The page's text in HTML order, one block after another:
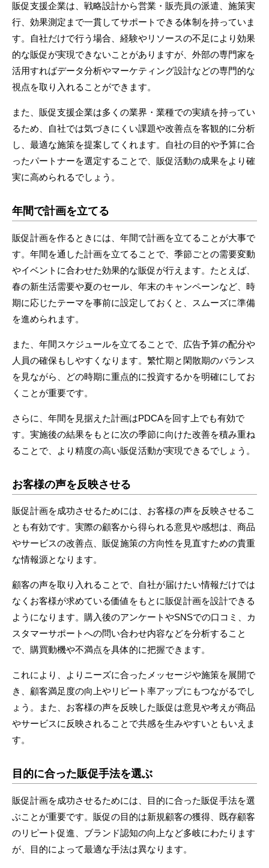
販促支援企業は、戦略設計から営業・販売員の派遣、施策実
行、効果測定まで一貫してサポートできる体制を持っていま
す。自社だけで行う場合、経験やリソースの不足により効果
的な販促が実現できないことがありますが、外部の専門家を
活用すればデータ分析やマーケティング設計などの専門的な
視点を取り入れることができます。
また、販促支援企業は多くの業界・業種での実績を持ってい
るため、自社では気づきにくい課題や改善点を客観的に分析
し、最適な施策を提案してくれます。自社の目的や予算に合
ったパートナーを選定することで、販促活動の成果をより確
実に高められるでしょう。
年間で計画を立てる
販促計画を作るときには、年間で計画を立てることが大事で
す。年間を通した計画を立てることで、季節ごとの需要変動
やイベントに合わせた効果的な販促が行えます。たとえば、
春の新生活需要や夏のセール、年末のキャンペーンなど、時
期に応じたテーマを事前に設定しておくと、スムーズに準備
を進められます。
また、年間スケジュールを立てることで、広告予算の配分や
人員の確保もしやすくなります。繁忙期と閑散期のバランス
を見ながら、どの時期に重点的に投資するかを明確にしてお
くことが重要です。
さらに、年間を見据えた計画はPDCAを回す上でも有効で
す。実施後の結果をもとに次の季節に向けた改善を積み重ね
ることで、より精度の高い販促活動が実現できるでしょう。
お客様の声を反映させる
販促計画を成功させるためには、お客様の声を反映させるこ
とも有効です。実際の顧客から得られる意見や感想は、商品
やサービスの改善点、販促施策の方向性を見直すための貴重
な情報源となります。
顧客の声を取り入れることで、自社が届けたい情報だけでは
なくお客様が求めている価値をもとに販促計画を設計できる
ようになります。購入後のアンケートやSNSでの口コミ、カ
スタマーサポートへの問い合わせ内容などを分析すること
で、購買動機や不満点を具体的に把握できます。
これにより、よりニーズに合ったメッセージや施策を展開で
き、顧客満足度の向上やリピート率アップにもつながるでし
ょう。また、お客様の声を反映した販促は意見や考えが商品
やサービスに反映されることで共感を生みやすいともいえま
す。
目的に合った販促手法を選ぶ
販促計画を成功させるためには、目的に合った販促手法を選
ぶことが重要です。販促の目的は新規顧客の獲得、既存顧客
のリピート促進、ブランド認知の向上など多岐にわたります
が、目的によって最適な手法は異なります。